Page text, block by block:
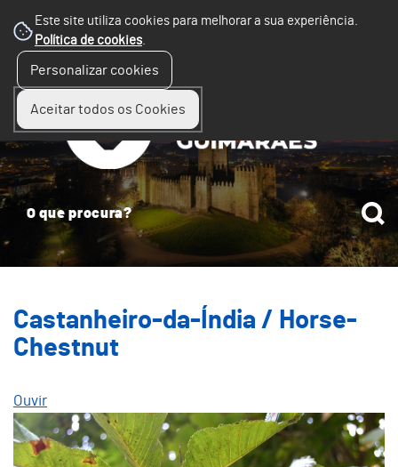
Este site utiliza cookies para melhorar a sua experiência.
Política de cookies.
Personalizar cookies
Aceitar todos os Cookies
Castanheiro-da-Índia / Horse-
Chestnut
Ouvir